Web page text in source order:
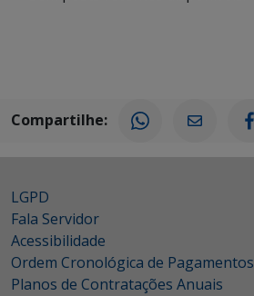
Compartilhe:
LGPD
Fala Servidor
Acessibilidade
Ordem Cronológica de Pagamentos
Planos de Contratações Anuais